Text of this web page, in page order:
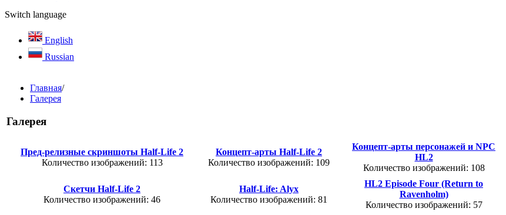
Switch language
English
Russian
Главная/
Галерея
Галерея
Пред-релизные скриншоты Half-Life 2
Количество изображений: 113
Концепт-арты Half-Life 2
Количество изображений: 109
Концепт-арты персонажей и NPC
HL2
Количество изображений: 108
Скетчи Half-Life 2
Количество изображений: 46
Half-Life: Alyx
Количество изображений: 81
HL2 Episode Four (Return to
Ravenholm)
Количество изображений: 57